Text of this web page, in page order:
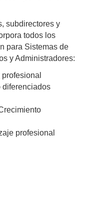
subdirectores y
todos los
para Sistemas de
y Administradores:
diferenciados
profesional